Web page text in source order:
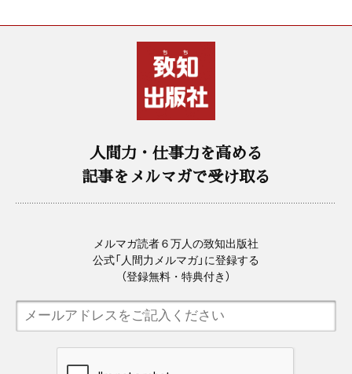
人間力・仕事力を高める
記事をメルマガで受け取る
メルマガ読者６万人の致知出版社
公式「人間力メルマガ」に登録する
（登録無料・特典付き）